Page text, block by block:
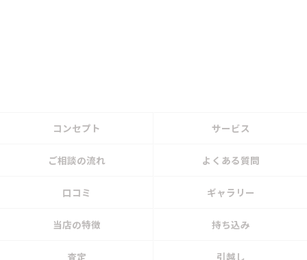
コンセプト サービス
ご相談の流れ よくある質問
口コミ ギャラリー
当店の特徴 持ち込み
査定 引越し